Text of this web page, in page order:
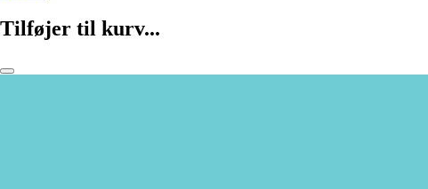
Tilføjer til kurv...